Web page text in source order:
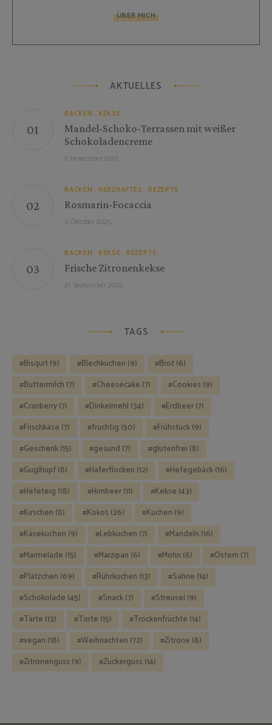
ÜBER MICH
AKTUELLES
BACKEN KEKSE
Mandel-Schoko-Terrassen mit weißer
Schokoladencreme
9. November 2025
BACKEN HERZHAFTES REZEPTE
Rosmarin-Focaccia
3. Oktober 2025
BACKEN KEKSE REZEPTE
Frische Zitronenkekse
21. September 2025
TAGS
Bisquit(9) Blechkuchen (9) Brot(6)
Buttermilch (7) Cheesecake (7) Cookies (9)
Cranberry(7) Dinkelmehl (34) Erdbeer(7)
Frischkäse (7) fruchtig (50) Frühstück(9)
Geschenk(15) gesund (7) glutenfrei (8)
Guglhupf(8) Haferflocken (12) Hefegebäck(16)
Hefeteig (18) Himbeer(11) Kekse (43)
Kirschen (8) Kokos (26) Kuchen (9)
Käsekuchen (9) Lebkuchen (7) Mandeln (16)
Marmelade (15) Marzipan (6) Mohn (6) Ostern (7)
Plätzchen (69) Rührkuchen (13) Sahne (14)
Schokolade (45) Snack(7) Streusel (9)
Tarte (13) Torte (15) Trockenfrüchte (14)
vegan (18) Weihnachten (72) Zitrone (8)
Zitronenguss (9) Zuckerguss (14)